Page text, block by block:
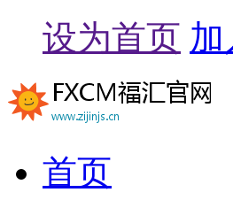
设为首页 加
首页